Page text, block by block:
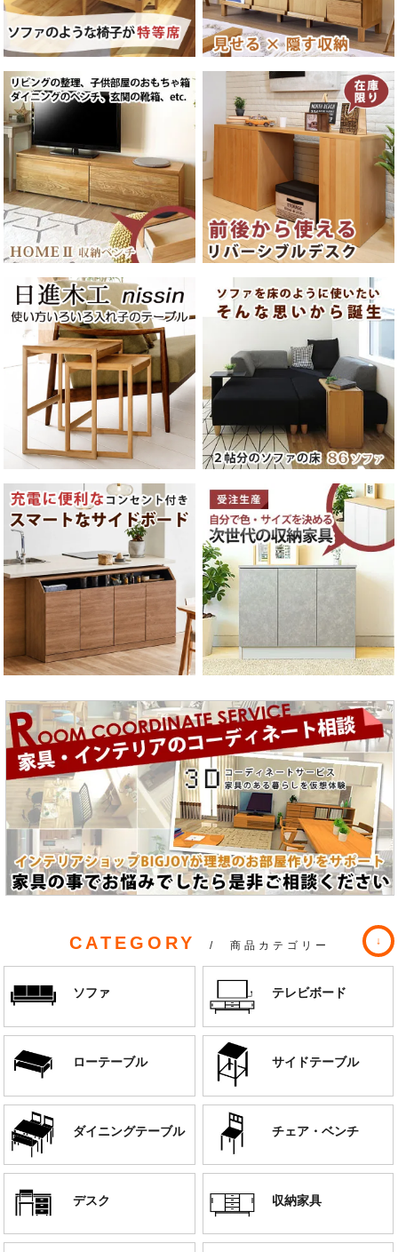
CATEGORY / 商品カテゴリー
ソファ テレビボード
ローテーブル サイドテーブル
ダイニングテーブル チェア・ベンチ
デスク 収納家具